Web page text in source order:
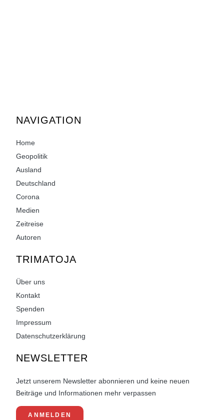
NAVIGATION
Home
Geopolitik
Ausland
Deutschland
Corona
Medien
Zeitreise
Autoren
TRIMATOJA
Über uns
Kontakt
Spenden
Impressum
Datenschutzerklärung
NEWSLETTER
Jetzt unserem Newsletter abonnieren und keine neuen
Beiträge und Informationen mehr verpassen
ANMELDEN